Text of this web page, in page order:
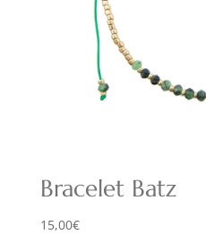
Bracelet Batz
15,00€